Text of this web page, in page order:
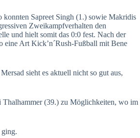
konnten Sapreet Singh (1.) sowie Makridis
Zweikampfverhalten den
und hielt somit das 0:0 fest. Nach der
eine Art Kick’n´Rush-Fußball mit Bene
sieht es aktuell nicht so gut aus,
Thalhammer (39.) zu Möglichkeiten, wo im
ging.